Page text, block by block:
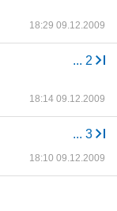
18:29 09.12.2009
... 2
18:14 09.12.2009
... 3
18:10 09.12.2009